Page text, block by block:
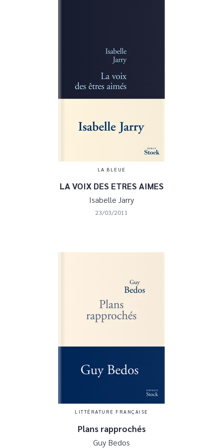
LA BLEUE
LA VOIX DES ETRES AIMES
Isabelle Jarry
23/03/2011
LITTÉRATURE FRANÇAISE
Plans rapprochés
Guy Bedos